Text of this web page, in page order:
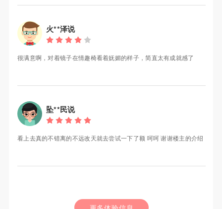
火**泽说
很满意啊，对着镜子在情趣椅看着妩媚的样子，简直太有成就感了
坠**民说
看上去真的不错离的不远改天就去尝试一下了额 呵呵 谢谢楼主的介绍